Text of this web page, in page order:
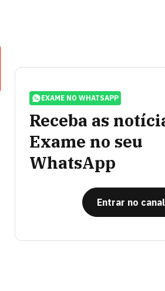
EXAME NO WHATSAPP
Receba as
Exame no seu
WhatsApp
Entrar no